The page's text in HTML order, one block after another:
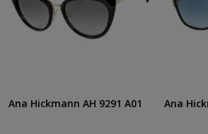
Ana Hickmann AH 9291 A01 Ana